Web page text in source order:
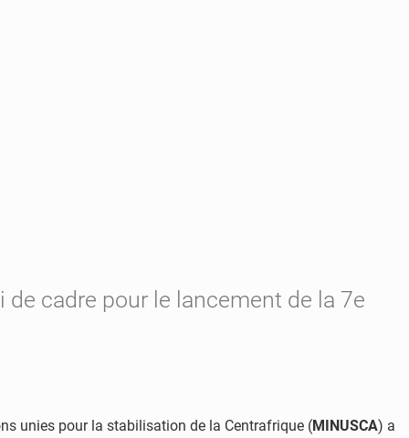
cadre pour le lancement de la 7e
unies pour la stabilisation de la Centrafrique (MINUSCA) a